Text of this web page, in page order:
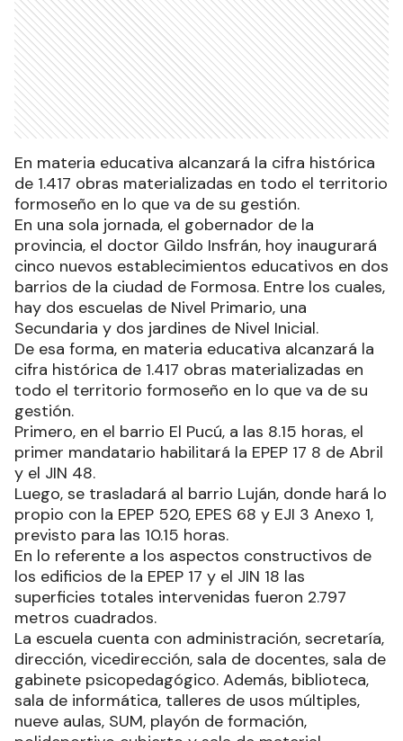
En materia educativa alcanzará la cifra histórica
de 1.417 obras materializadas en todo el territorio
formoseño en lo que va de su gestión.
En una sola jornada, el gobernador de la
provincia, el doctor Gildo Insfrán, hoy inaugurará
cinco nuevos establecimientos educativos en dos
barrios de la ciudad de Formosa. Entre los cuales,
hay dos escuelas de Nivel Primario, una
Secundaria y dos jardines de Nivel Inicial.
De esa forma, en materia educativa alcanzará la
cifra histórica de 1.417 obras materializadas en
todo el territorio formoseño en lo que va de su
gestión.
Primero, en el barrio El Pucú, a las 8.15 horas, el
primer mandatario habilitará la EPEP 17 8 de Abril
y el JIN 48.
Luego, se trasladará al barrio Luján, donde hará lo
propio con la EPEP 520, EPES 68 y EJI 3 Anexo 1,
previsto para las 10.15 horas.
En lo referente a los aspectos constructivos de
los edificios de la EPEP 17 y el JIN 18 las
superficies totales intervenidas fueron 2.797
metros cuadrados.
La escuela cuenta con administración, secretaría,
dirección, vicedirección, sala de docentes, sala de
gabinete psicopedagógico. Además, biblioteca,
sala de informática, talleres de usos múltiples,
nueve aulas, SUM, playón de formación,